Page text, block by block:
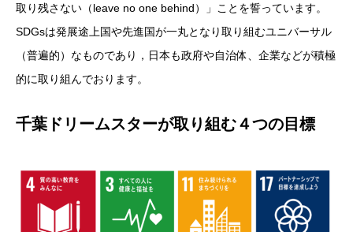
取り残さない（leave no one behind）」ことを誓っています。
SDGsは発展途上国や先進国が一丸となり取り組むユニバーサル
（普遍的）なものであり，日本も政府や自治体、企業などが積極
的に取り組んでおります。
千葉ドリームスターが取り組む４つの目標